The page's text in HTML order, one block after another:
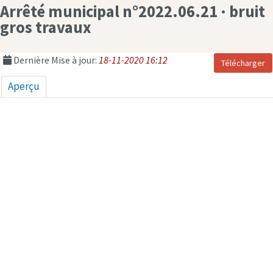
Arrêté municipal n°2022.06.21 · bruit
gros travaux
Télécharger
Dernière Mise à jour: 18-11-2020 16:12
Aperçu